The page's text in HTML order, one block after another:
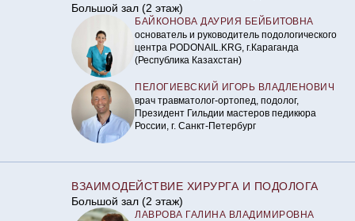
Большой зал (2 этаж)
БАЙКОНОВА ДАУРИЯ БЕЙБИТОВНА
основатель и руководитель подологического
центра PODONAIL.KRG, г.Караганда
(Республика Казахстан)
ПЕЛОГИЕВСКИЙ ИГОРЬ ВЛАДЛЕНОВИЧ
врач травматолог-ортопед, подолог,
Президент Гильдии мастеров педикюра
России, г. Санкт-Петербург
ВЗАИМОДЕЙСТВИЕ ХИРУРГА И ПОДОЛОГА
Большой зал (2 этаж)
ЛАВРОВА ГАЛИНА ВЛАДИМИРОВНА